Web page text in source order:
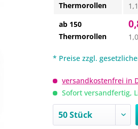
Thermorollen
ab 150
Thermorollen
* Preise zzgl.
versandkostenfrei in
Sofort versandfertig,